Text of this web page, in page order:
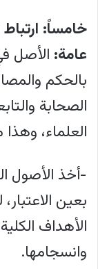
خامساً:
عامة: الأصل
بالحكم
الصحابة
العلماء،
-أخذ الأصول
بعين
الأهداف
وانسجامها.